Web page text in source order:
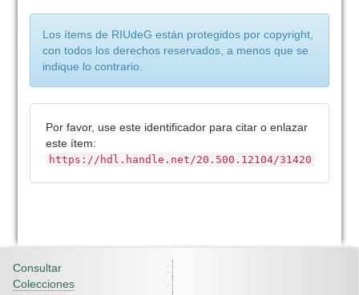
Los ítems de RIUdeG están protegidos por copyright,
con todos los derechos reservados, a menos que se
indique lo contrario.
Por favor, use este identificador para citar o enlazar
este ítem:
https://hdl.handle.net/20.500.12104/31420
Consultar
Colecciones